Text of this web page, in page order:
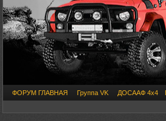
ФОРУМ ГЛАВНАЯ Группа VK ДОСААФ 4х4